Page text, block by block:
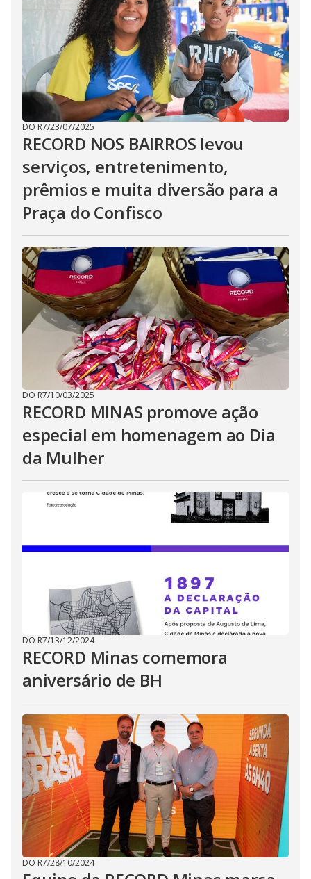
DO R7/23/07/2025
RECORD NOS BAIRROS levou
serviços, entretenimento,
prêmios e muita diversão para a
Praça do Confisco
DO R7/10/03/2025
RECORD MINAS promove ação
especial em homenagem ao Dia
da Mulher
DO R7/13/12/2024
RECORD Minas comemora
aniversário de BH
DO R7/28/10/2024